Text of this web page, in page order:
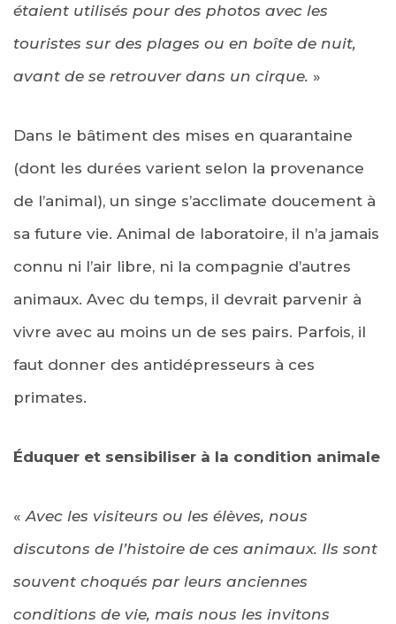
étaient utilisés pour des photos avec les
touristes sur des plages ou en boîte de nuit,
avant de se retrouver dans un cirque. »
Dans le bâtiment des mises en quarantaine
(dont les durées varient selon la provenance
de l’animal), un singe s’acclimate doucement à
sa future vie. Animal de laboratoire, il n’a jamais
connu ni l’air libre, ni la compagnie d’autres
animaux. Avec du temps, il devrait parvenir à
vivre avec au moins un de ses pairs. Parfois, il
faut donner des antidépresseurs à ces
primates.
Éduquer et sensibiliser à la condition animale
« Avec les visiteurs ou les élèves, nous
discutons de l’histoire de ces animaux. Ils sont
souvent choqués par leurs anciennes
conditions de vie, mais nous les invitons